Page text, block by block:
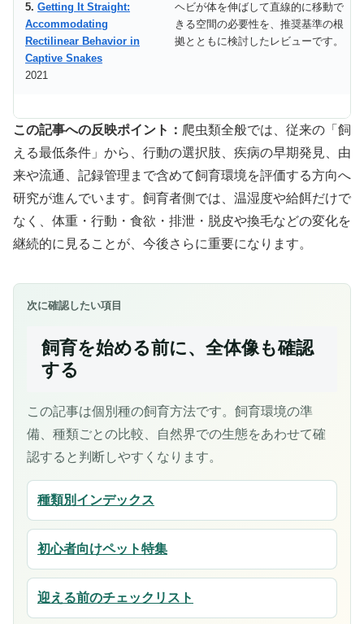
5. Getting It Straight:
Accommodating
Rectilinear Behavior in
Captive Snakes
2021
ヘビが体を伸ばして直線的に移動で
きる空間の必要性を、推奨基準の根
拠とともに検討したレビューです。
この記事への反映ポイント： 爬虫類全般では、従来の「飼
える最低条件」から、行動の選択肢、疾病の早期発見、由
来や流通、記録管理まで含めて飼育環境を評価する方向へ
研究が進んでいます。飼育者側では、温湿度や給餌だけで
なく、体重・行動・食欲・排泄・脱皮や換毛などの変化を
継続的に見ることが、今後さらに重要になります。
次に確認したい項目
飼育を始める前に、全体像も確認
する
この記事は個別種の飼育方法です。飼育環境の準
備、種類ごとの比較、自然界での生態をあわせて確
認すると判断しやすくなります。
種類別インデックス
初心者向けペット特集
迎える前のチェックリスト